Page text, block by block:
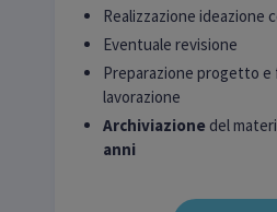
Realizzazione ideazione
Eventuale revisione
Preparazione progetto e
lavorazione
Archiviazione del
anni